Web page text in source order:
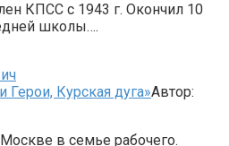
КПСС с 1943 г. Окончил 10
школы….
Герои, Курская дуга»Автор:
в семье рабочего.